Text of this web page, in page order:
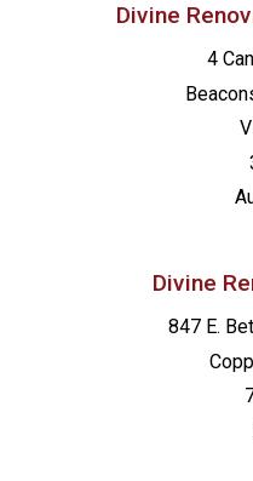
Divine
4
Divine
847 E.